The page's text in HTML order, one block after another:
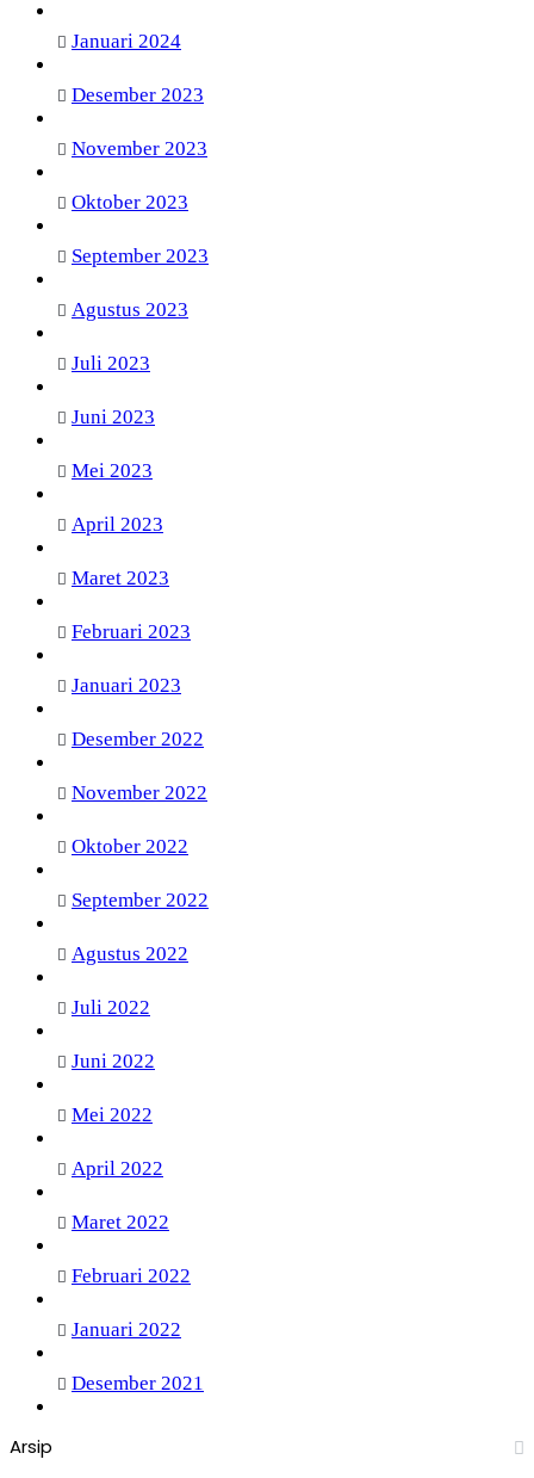
Januari 2024
Desember 2023
November 2023
Oktober 2023
September 2023
Agustus 2023
Juli 2023
Juni 2023
Mei 2023
April 2023
Maret 2023
Februari 2023
Januari 2023
Desember 2022
November 2022
Oktober 2022
September 2022
Agustus 2022
Juli 2022
Juni 2022
Mei 2022
April 2022
Maret 2022
Februari 2022
Januari 2022
Desember 2021
Arsip